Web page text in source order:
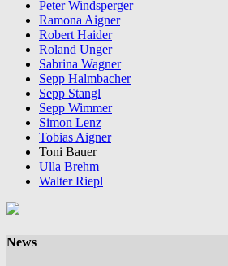
Peter Windsperger
Ramona Aigner
Robert Haider
Roland Unger
Sabrina Wagner
Sepp Halmbacher
Sepp Stangl
Sepp Wimmer
Simon Lenz
Tobias Aigner
Toni Bauer
Ulla Brehm
Walter Riepl
News